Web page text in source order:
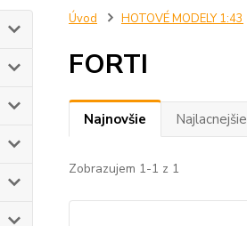
Úvod HOTOVÉ MODELY 1:43
FORTI
Najnovšie Najlacnejšie
Zobrazujem 1-1 z 1